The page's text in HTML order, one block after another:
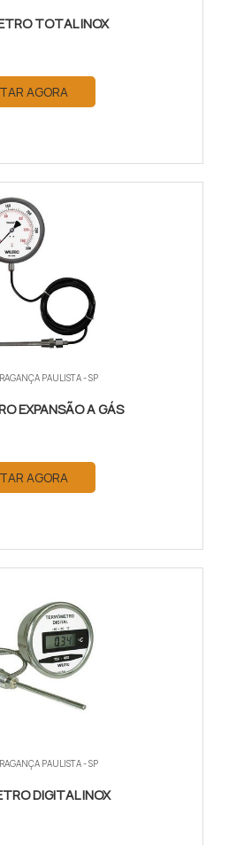
TOTAL INOX
AGORA
PAULISTA - SP
EXPANSÃO A GÁS
AGORA
PAULISTA - SP
DIGITAL INOX